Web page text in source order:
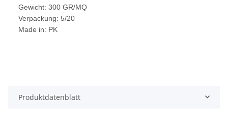
Gewicht: 300 GR/MQ
Verpackung: 5/20
Made in: PK
Produktdatenblatt